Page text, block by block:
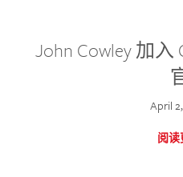
John Cowley 加
April
阅